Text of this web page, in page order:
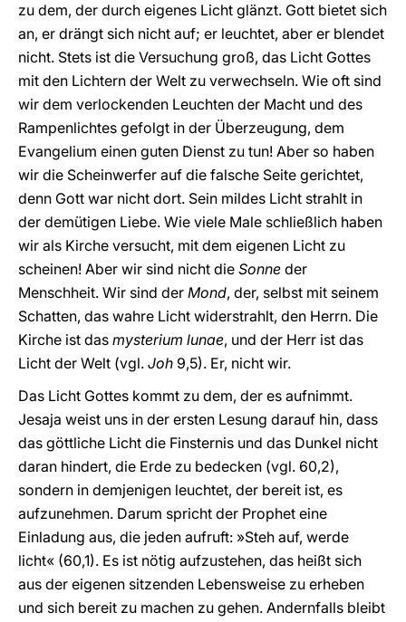
zu dem, der durch eigenes Licht glänzt. Gott bietet sich
an, er drängt sich nicht auf; er leuchtet, aber er blendet
nicht. Stets ist die Versuchung groß, das Licht Gottes
mit den Lichtern der Welt zu verwechseln. Wie oft sind
wir dem verlockenden Leuchten der Macht und des
Rampenlichtes gefolgt in der Überzeugung, dem
Evangelium einen guten Dienst zu tun! Aber so haben
wir die Scheinwerfer auf die falsche Seite gerichtet,
denn Gott war nicht dort. Sein mildes Licht strahlt in
der demütigen Liebe. Wie viele Male schließlich haben
wir als Kirche versucht, mit dem eigenen Licht zu
scheinen! Aber wir sind nicht die Sonne der
Menschheit. Wir sind der Mond, der, selbst mit seinem
Schatten, das wahre Licht widerstrahlt, den Herrn. Die
Kirche ist das mysterium lunae, und der Herr ist das
Licht der Welt (vgl. Joh 9,5). Er, nicht wir.
Das Licht Gottes kommt zu dem, der es aufnimmt.
Jesaja weist uns in der ersten Lesung darauf hin, dass
das göttliche Licht die Finsternis und das Dunkel nicht
daran hindert, die Erde zu bedecken (vgl. 60,2),
sondern in demjenigen leuchtet, der bereit ist, es
aufzunehmen. Darum spricht der Prophet eine
Einladung aus, die jeden aufruft: »Steh auf, werde
licht« (60,1). Es ist nötig aufzustehen, das heißt sich
aus der eigenen sitzenden Lebensweise zu erheben
und sich bereit zu machen zu gehen. Andernfalls bleibt